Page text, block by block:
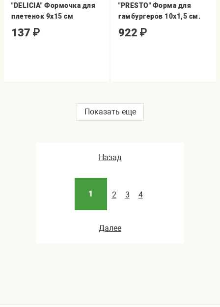
"DELICIA" Формочка для
плетенок 9х15 см
137 ₽
"PRESTO" Форма для
гамбургеров 10х1,5 см.
922 ₽
Показать еще
Назад
1 2 3 4
Далее